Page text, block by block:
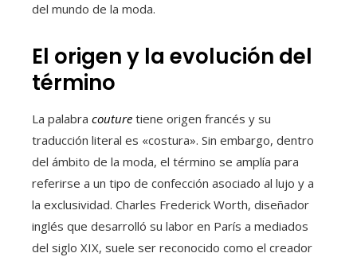
del mundo de la moda.
El origen y la evolución del
término
La palabra couture tiene origen francés y su
traducción literal es «costura». Sin embargo, dentro
del ámbito de la moda, el término se amplía para
referirse a un tipo de confección asociado al lujo y a
la exclusividad. Charles Frederick Worth, diseñador
inglés que desarrolló su labor en París a mediados
del siglo XIX, suele ser reconocido como el creador